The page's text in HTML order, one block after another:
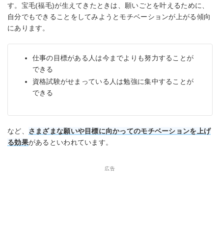
す。宝毛(福毛)が生えてきたときは、願いごとを叶えるために、
自分でもできることをしてみようとモチベーションが上がる傾向
にあります。
仕事の目標がある人は今までよりも努力することが
できる
資格試験がせまっている人は勉強に集中することが
できる
など、 さまざまな願いや目標に向かってのモチベーションを上げ
る効果があるといわれています。
広告